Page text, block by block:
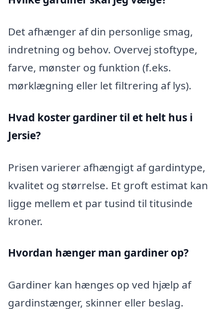
Det afhænger af din personlige smag,
indretning og behov. Overvej stoftype,
farve, mønster og funktion (f.eks.
mørklægning eller let filtrering af lys).
Hvad koster gardiner til et helt hus i
Jersie?
Prisen varierer afhængigt af gardintype,
kvalitet og størrelse. Et groft estimat kan
ligge mellem et par tusind til titusinde
kroner.
Hvordan hænger man gardiner op?
Gardiner kan hænges op ved hjælp af
gardinstænger, skinner eller beslag.